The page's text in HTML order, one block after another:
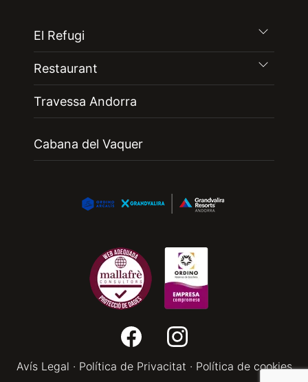
El Refugi
Restaurant
Travessa Andorra
Cabana del Vaquer
Avís Legal · Política de Privacitat · Política de cookies